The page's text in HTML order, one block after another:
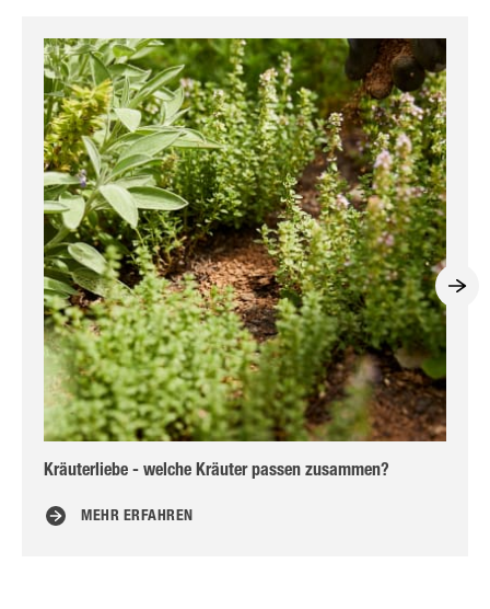
Kräuterliebe - welche Kräuter passen zusammen?
MEHR ERFAHREN